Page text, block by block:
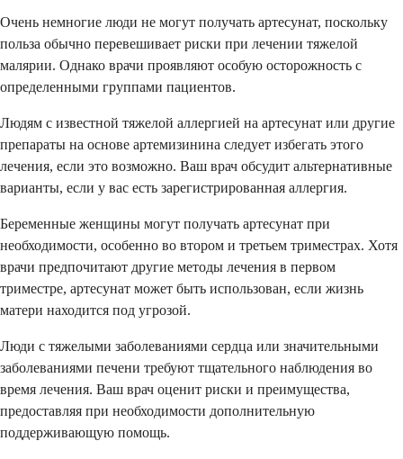
Очень немногие люди не могут получать артесунат, поскольку
польза обычно перевешивает риски при лечении тяжелой
малярии. Однако врачи проявляют особую осторожность с
определенными группами пациентов.
Людям с известной тяжелой аллергией на артесунат или другие
препараты на основе артемизинина следует избегать этого
лечения, если это возможно. Ваш врач обсудит альтернативные
варианты, если у вас есть зарегистрированная аллергия.
Беременные женщины могут получать артесунат при
необходимости, особенно во втором и третьем триместрах. Хотя
врачи предпочитают другие методы лечения в первом
триместре, артесунат может быть использован, если жизнь
матери находится под угрозой.
Люди с тяжелыми заболеваниями сердца или значительными
заболеваниями печени требуют тщательного наблюдения во
время лечения. Ваш врач оценит риски и преимущества,
предоставляя при необходимости дополнительную
поддерживающую помощь.